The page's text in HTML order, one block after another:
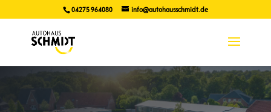
04275 964080 info@autohausschmidt.de